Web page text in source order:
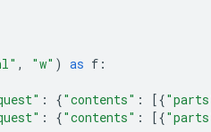
, "w" ) as f :
: {"contents" : [{
: {"contents" : [{